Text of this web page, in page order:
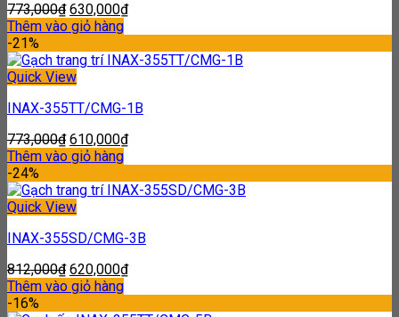
773,000₫ 630,000₫
Thêm vào giỏ hàng
-21%
Quick View
INAX-355TT/CMG-1B
773,000₫ 610,000₫
Thêm vào giỏ hàng
-24%
Quick View
INAX-355SD/CMG-3B
812,000₫ 620,000₫
Thêm vào giỏ hàng
-16%